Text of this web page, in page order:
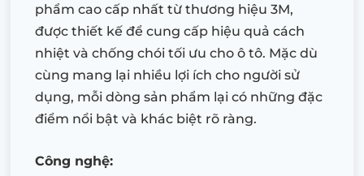
phẩm cao cấp nhất từ thương hiệu 3M,
được thiết kế để cung cấp hiệu quả cách
nhiệt và chống chói tối ưu cho ô tô. Mặc dù
cùng mang lại nhiều lợi ích cho người sử
dụng, mỗi dòng sản phẩm lại có những đặc
điểm nổi bật và khác biệt rõ ràng.
Công nghệ: